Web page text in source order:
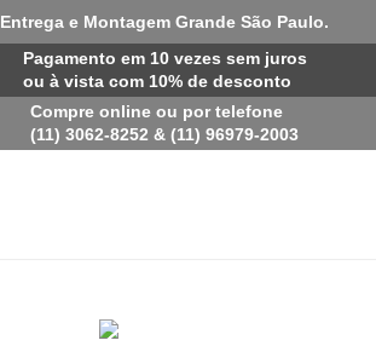
Entrega e Montagem Grande São Paulo.
Pagamento em 10 vezes sem juros
ou à vista com 10% de desconto
Compre online ou por telefone
(11) 3062-8252 & (11) 96979-2003